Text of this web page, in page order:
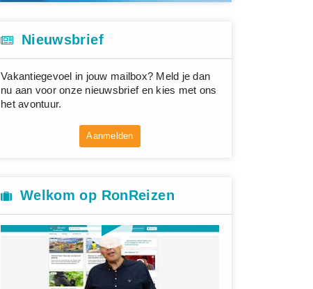
Nieuwsbrief
Vakantiegevoel in jouw mailbox? Meld je dan
nu aan voor onze nieuwsbrief en kies met ons
het avontuur.
Aanmelden
Welkom op RonReizen